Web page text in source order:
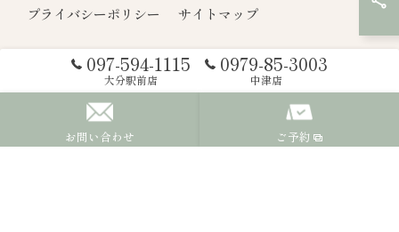
097-594-1115
大分駅前店
0979-85-3003
中津店
お問い合わせ ご予約
プライバシーポリシー サイトマップ
© 2026 大分県大分市のもみほぐしならもみほぐし亭 ALL RIGHTS
RESERVED.